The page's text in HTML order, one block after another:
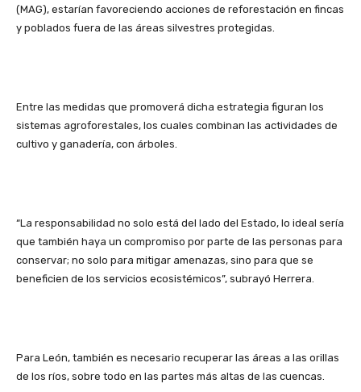
(MAG), estarían favoreciendo acciones de reforestación en fincas
y poblados fuera de las áreas silvestres protegidas.
Entre las medidas que promoverá dicha estrategia figuran los
sistemas agroforestales, los cuales combinan las actividades de
cultivo y ganadería, con árboles.
“La responsabilidad no solo está del lado del Estado, lo ideal sería
que también haya un compromiso por parte de las personas para
conservar; no solo para mitigar amenazas, sino para que se
beneficien de los servicios ecosistémicos”, subrayó Herrera.
Para León, también es necesario recuperar las áreas a las orillas
de los ríos, sobre todo en las partes más altas de las cuencas.